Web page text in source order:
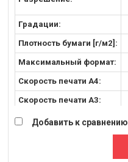
Градации:
Плотность бумаги [г/м2]:
Максимальный формат:
Скорость печати А4:
Скорость печати A3:
Скорость печати SRA3:
Добавить к сравнению